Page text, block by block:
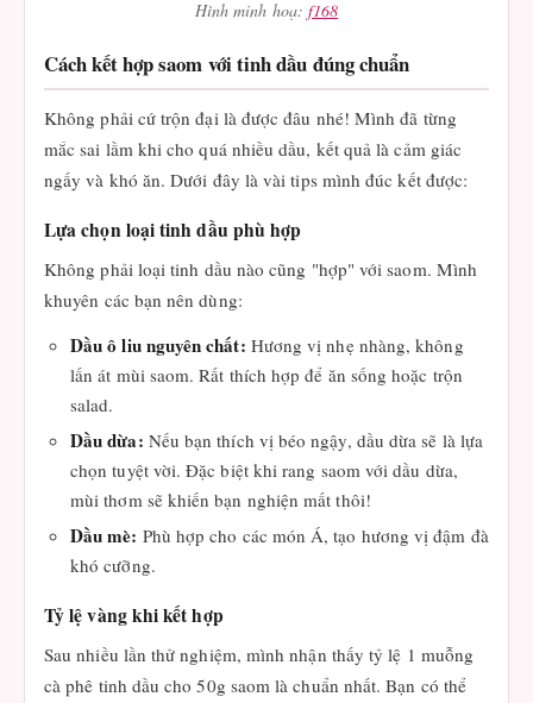
Hình minh hoạ: f168
Cách kết hợp saom với tinh dầu đúng chuẩn
Không phải cứ trộn đại là được đâu nhé! Mình đã từng
mắc sai lầm khi cho quá nhiều dầu, kết quả là cảm giác
ngấy và khó ăn. Dưới đây là vài tips mình đúc kết được:
Lựa chọn loại tinh dầu phù hợp
Không phải loại tinh dầu nào cũng "hợp" với saom. Mình
khuyên các bạn nên dùng:
Dầu ô liu nguyên chất: Hương vị nhẹ nhàng, không
lấn át mùi saom. Rất thích hợp để ăn sống hoặc trộn
salad.
Dầu dừa: Nếu bạn thích vị béo ngậy, dầu dừa sẽ là lựa
chọn tuyệt vời. Đặc biệt khi rang saom với dầu dừa,
mùi thơm sẽ khiến bạn nghiện mất thôi!
Dầu mè: Phù hợp cho các món Á, tạo hương vị đậm đà
khó cưỡng.
Tỷ lệ vàng khi kết hợp
Sau nhiều lần thử nghiệm, mình nhận thấy tỷ lệ 1 muỗng
cà phê tinh dầu cho 50g saom là chuẩn nhất. Bạn có thể